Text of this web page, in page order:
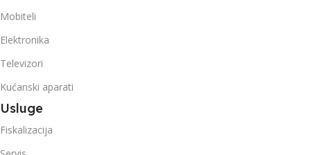
Mobiteli
Elektronika
Televizori
Kućanski aparati
Usluge
Fiskalizacija